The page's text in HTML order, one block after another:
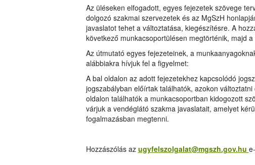
Az üléseken elfogadott, egyes fejezetek szövege
dolgozó szakmai szervezetek és az MgSzH
javaslatot tehet a változtatása, kiegészítésre. A
következő munkacsoportülésen megtörténik, majd
Az útmutató egyes fejezeteinek, a
alábbiakra hívjuk fel a figyelmet:
A bal oldalon az adott fejezetekhez kapcsolódó
jogszabályban előírtak találhatók, azokon
oldalon találhatók a munkacsoportban kidogozott
várjuk a vendéglátó szakma javaslatait, amelyet
fogalmazásban megtenni.
Hozzászólás az ugyfelszolgalat@mgszh.gov.hu